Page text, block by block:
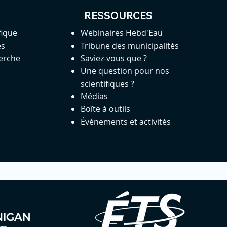
RESSOURCES
Webinaires Hebd'Eau
Tribune des municipalités
Saviez-vous que ?
Une question pour nos
scientifiques ?
Médias
Boîte à outils
Événements et activités